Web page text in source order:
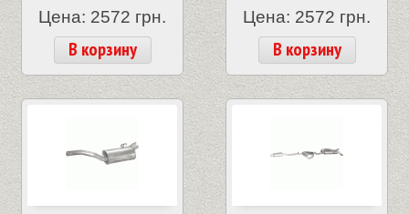
Цена: 2572 грн.
В корзину
Цена: 2572 грн.
В корзину